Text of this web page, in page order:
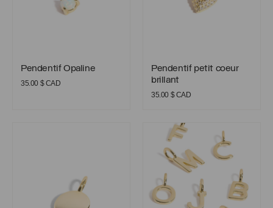
Pendentif Opaline
35.00 $ CAD
Pendentif petit coeur
brillant
35.00 $ CAD
Pendentifs initiales – Enfants